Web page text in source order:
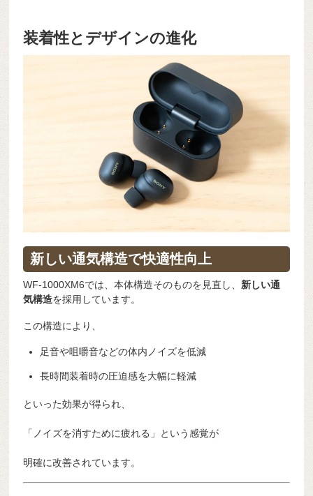
装着性とデザインの進化
新しい通気構造で快適性向上
WF-1000XM6では、本体構造そのものを見直し、 新しい通
気構造を採用しています。
この構造により、
足音や咀嚼音などの体内ノイズを低減
長時間装着時の圧迫感を大幅に軽減
といった効果が得られ、
「ノイズを消すために疲れる」という感覚が
明確に改善されています。